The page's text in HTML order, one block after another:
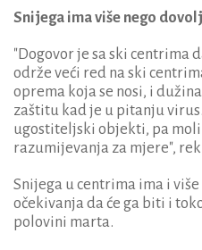
Snijega ima više nego
"Dogovor je sa ski centrima
održe veći red na ski
oprema koja se nosi, i
zaštitu kad je u pitanju
ugostiteljski objekti, pa
razumijevanja za mjere",
Snijega u centrima ima i
očekivanja da će ga biti i
polovini marta.